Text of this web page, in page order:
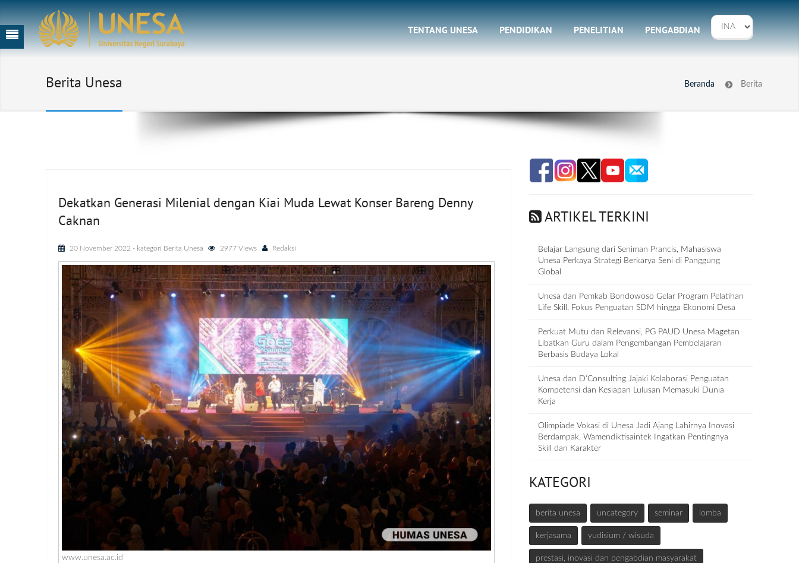
TENTANG UNESA PENDIDIKAN PENELITIAN PENGABDIAN
Berita Unesa Beranda Berita
Dekatkan Generasi Milenial dengan Kiai Muda Lewat Konser Bareng Denny
Caknan
20 November 2022 - kategori Berita Unesa 2977 Views Redaksi
www.unesa.ac.id
ARTIKEL TERKINI
Belajar Langsung dari Seniman Prancis, Mahasiswa
Unesa Perkaya Strategi Berkarya Seni di Panggung
Global
Unesa dan Pemkab Bondowoso Gelar Program Pelatihan
Life Skill, Fokus Penguatan SDM hingga Ekonomi Desa
Perkuat Mutu dan Relevansi, PG PAUD Unesa Magetan
Libatkan Guru dalam Pengembangan Pembelajaran
Berbasis Budaya Lokal
Unesa dan D‘Consulting Jajaki Kolaborasi Penguatan
Kompetensi dan Kesiapan Lulusan Memasuki Dunia
Kerja
Olimpiade Vokasi di Unesa Jadi Ajang Lahirnya Inovasi
Berdampak, Wamendiktisaintek Ingatkan Pentingnya
Skill dan Karakter
KATEGORI
berita unesa uncategory seminar lomba
kerjasama yudisium / wisuda
prestasi, inovasi dan pengabdian masyarakat